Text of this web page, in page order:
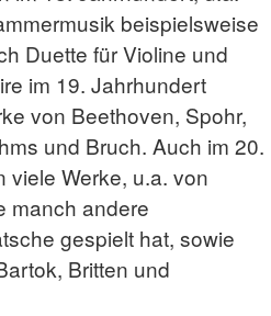
beispielsweise
Duette für Violine und
im 19. Jahrhundert
von Beethoven, Spohr,
und Bruch. Auch im 20.
Werke, u.a. von
manch andere
gespielt hat, sowie
Britten und